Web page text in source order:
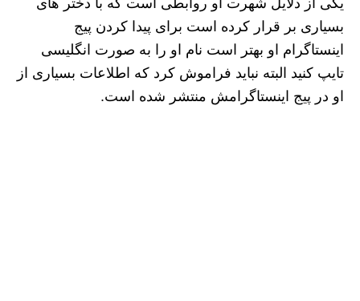
یکی از دلایل شهرت او روابطی است که با دختر های
بسیاری بر قرار کرده است برای پیدا کردن پیج
اینستاگرام او بهتر است نام او را به صورت انگلیسی
تایپ کنید البته نباید فراموش کرد که اطلاعات بسیاری از
او در پیج اینستاگرامش منتشر شده است.